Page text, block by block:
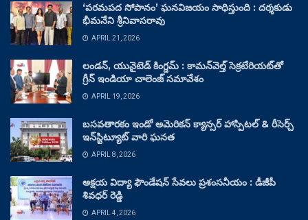
‘పరమపద సోపానం’ ఘనవిజయం సాధిస్తుంది : దర్శకుడు
భీమనేని శ్రీనివాసరావు
APRIL 21, 2026
లండన్, యునైటెడ్ కింగ్డమ్ : కామన్‌వెల్త్ సెక్రటేరియట్‌తో
గ్రీన్ ఇండియా చాలెంజ్ సమావేశం
APRIL 19, 2026
బసవతారకం ఇండో అమెరికన్ క్యాన్సర్ హాస్పిటల్ & రీసెర్చ్
ఇన్‌స్టిట్యూట్ వారి ఘనత
APRIL 8, 2026
అక్షయ విద్యా ఫౌండేషన్ సేవలు ప్రశంసనీయం : డీజీపీ
శివధర్ రెడ్డి
APRIL 4, 2026